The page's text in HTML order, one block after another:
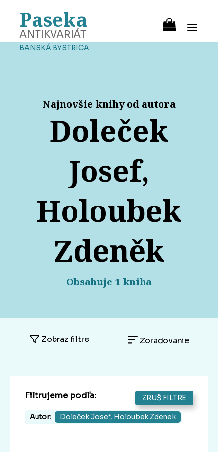
Paseka
ANTIKVARIÁT
BANSKÁ BYSTRICA
Najnovšie knihy od autora
Doleček
Josef,
Holoubek
Zdeněk
Obsahuje 1 kniha
Zobraz filtre Zoraďovanie
Filtrujeme podľa: ZRUŠ FILTRE
Autor: Doleček Josef, Holoubek Zdenek